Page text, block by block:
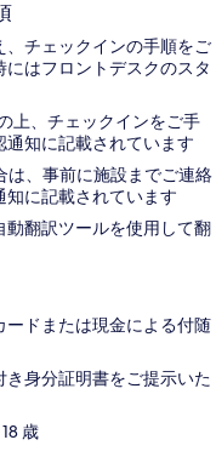
チェックインの手順をご
はフロントデスクのスタ
上、チェックインをご手
知に記載されています
は、事前に施設までご連絡
知に記載されています
翻訳ツールを使用して翻
ドまたは現金による付随
身分証明書をご提示いた
歳